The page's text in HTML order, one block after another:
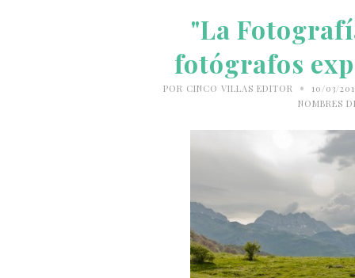
"La
fotógrafos
POR CINCO VILLAS EDITOR •
10/03/
NOMBRES